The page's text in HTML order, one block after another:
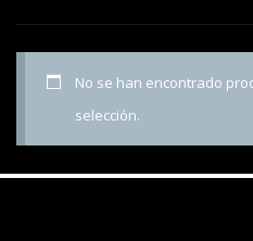
No se han encontrado
selección.